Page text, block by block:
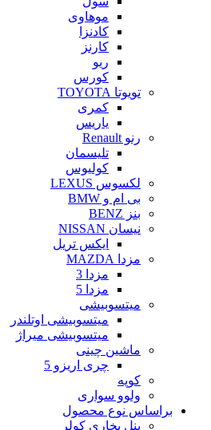
موهاوی
کادنزا
کارنز
ریو
کورس
تویوتا TOYOTA
کمری
یاریس
رنو Renault
تلیسمان
کولیوس
لکسوس LEXUS
بی ام و BMW
بنز BENZ
نیسان NISSAN
ایکس تریل
مزدا MAZDA
مزدا 3
مزدا 5
میتسوبیشی
میتسوبیشی اوتلندر
میتسوبیشی میراژ
ماشین چینی
چری اریزو 5
کوپه
ولوو سواری
براساس نوع محصول
پنل بخاری کولر